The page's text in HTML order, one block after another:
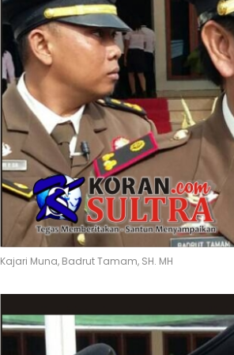
Kajari Muna, Badrut Tamam, SH. MH